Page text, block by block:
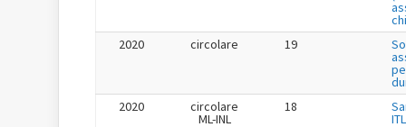
2020
circolare 19
2020
circolare
ML-INL
18